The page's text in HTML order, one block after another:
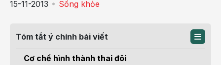
15-11-2013 Sống khỏe
Tóm tắt ý chính bài viết
Cơ chế hình thành thai đôi